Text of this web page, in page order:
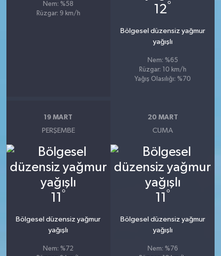
Nem: %58
Rüzgar: 9 km/h
12°
Bölgesel düzensiz yağmur
yağışlı
Nem: %65
Rüzgar: 10 km/h
Yağış Olasılığı: %70
19 MART
PERŞEMBE
11 °
Bölgesel düzensiz yağmur
yağışlı
Nem: %72
20 MART
CUMA
11 °
Bölgesel düzensiz yağmur
yağışlı
Nem: %76